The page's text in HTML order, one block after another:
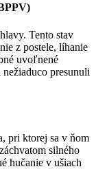
Tento stav
z postele, líhanie
uvoľnené
presunuli
pri ktorej sa v ňom
silného
hučanie v ušiach